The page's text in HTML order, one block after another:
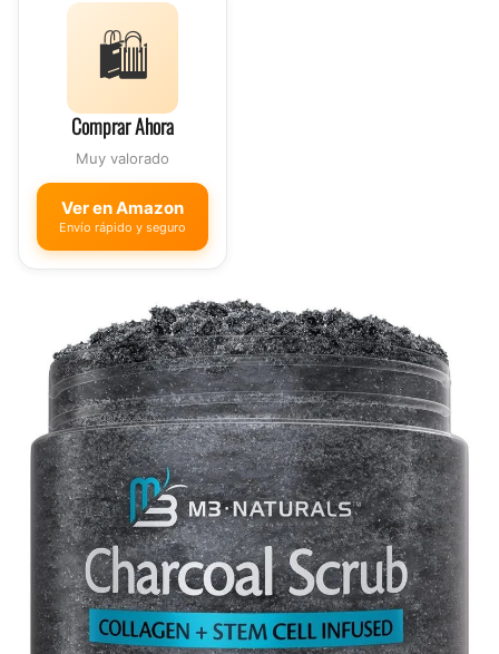
🛍️
Comprar Ahora
Muy valorado
Ver en Amazon
Envío rápido y seguro